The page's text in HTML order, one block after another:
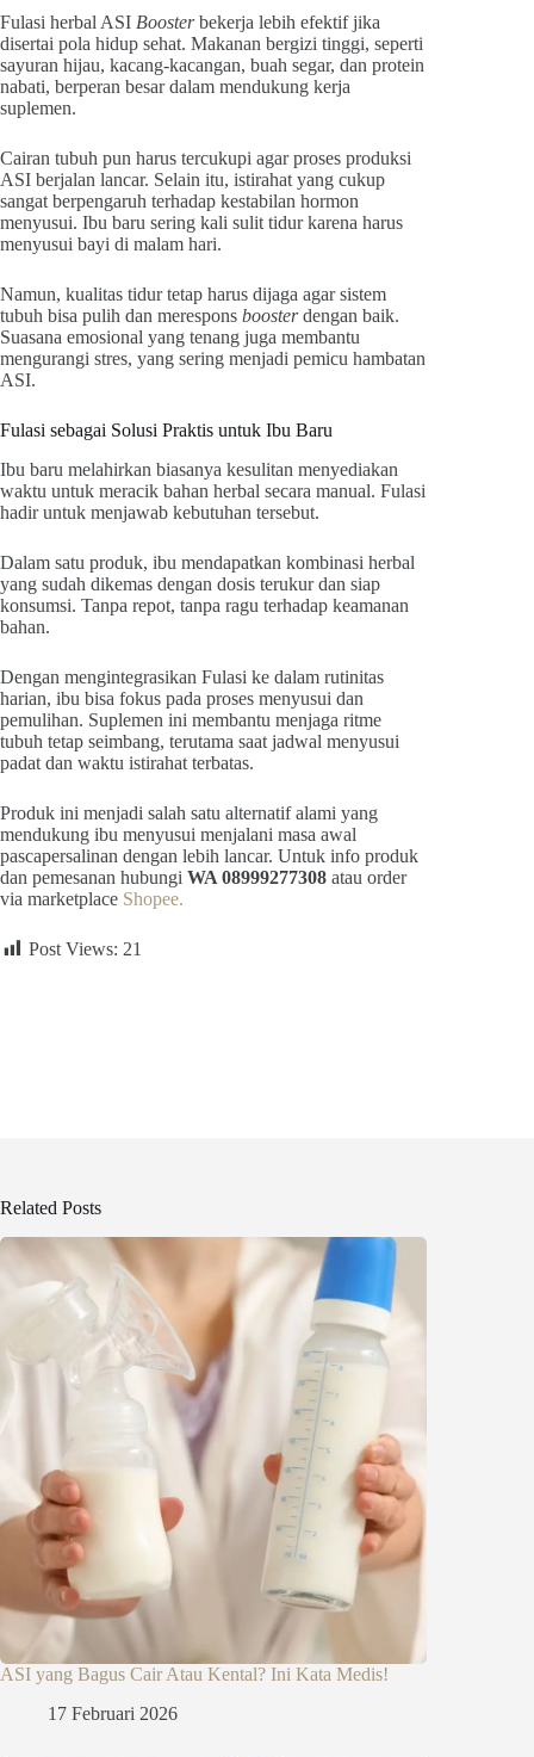
Fulasi herbal ASI Boosterbekerja lebih efektif jika
disertai pola hidup sehat. Makanan bergizi tinggi, seperti
sayuran hijau, kacang-kacangan, buah segar, dan protein
nabati, berperan besar dalam mendukung kerja
suplemen.
Cairan tubuh pun harus tercukupi agar proses produksi
ASI berjalan lancar. Selain itu, istirahat yang cukup
sangat berpengaruh terhadap kestabilan hormon
menyusui. Ibu baru sering kali sulit tidur karena harus
menyusui bayi di malam hari.
Namun, kualitas tidur tetap harus dijaga agar sistem
tubuh bisa pulih dan merespons boosterdengan baik.
Suasana emosional yang tenang juga membantu
mengurangi stres, yang sering menjadi pemicu hambatan
ASI.
Fulasi sebagai Solusi Praktis untuk Ibu Baru
Ibu baru melahirkan biasanya kesulitan menyediakan
waktu untuk meracik bahan herbal secara manual. Fulasi
hadir untuk menjawab kebutuhan tersebut.
Dalam satu produk, ibu mendapatkan kombinasi herbal
yang sudah dikemas dengan dosis terukur dan siap
konsumsi. Tanpa repot, tanpa ragu terhadap keamanan
bahan.
Dengan mengintegrasikan Fulasi ke dalam rutinitas
harian, ibu bisa fokus pada proses menyusui dan
pemulihan. Suplemen ini membantu menjaga ritme
tubuh tetap seimbang, terutama saat jadwal menyusui
padat dan waktu istirahat terbatas.
Produk ini menjadi salah satu alternatif alami yang
mendukung ibu menyusui menjalani masa awal
pascapersalinan dengan lebih lancar. Untuk info produk
dan pemesanan hubungi WA 08999277308 atau order
via marketplace Shopee.
Post Views: 21
Related Posts
ASI yang Bagus Cair Atau Kental? Ini Kata Medis!
17 Februari 2026